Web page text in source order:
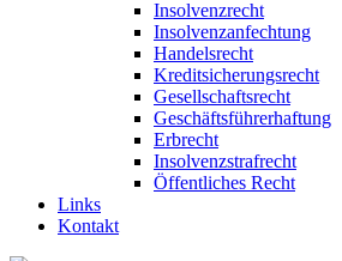
Insolvenzrecht
Insolvenzanfechtung
Handelsrecht
Kreditsicherungsrecht
Gesellschaftsrecht
Geschäftsführerhaftung
Erbrecht
Insolvenzstrafrecht
Öffentliches Recht
Links
Kontakt